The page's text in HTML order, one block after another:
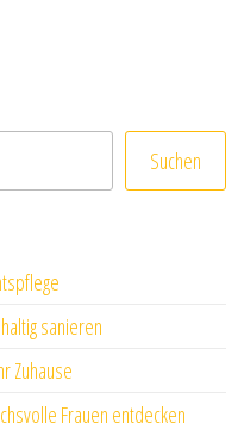
Suchen
sanieren
Zuhause
Frauen entdecken